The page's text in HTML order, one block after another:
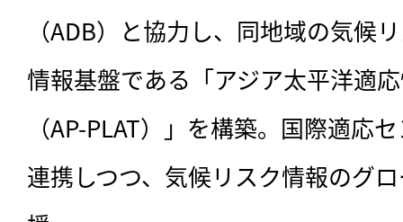
（ADB）と協力し、同地域の気候
情報基盤である「アジア太平洋適
（AP-PLAT）」を構築。国際適応
連携しつつ、気候リスク情報のグ